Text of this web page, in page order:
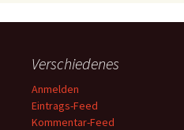
Verschiedenes
Anmelden
Eintrags-Feed
Kommentar-Feed